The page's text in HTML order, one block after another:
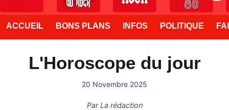
ACCUEIL BONS PLANS INFOS POLITIQUE
L'Horoscope du jour
20 Novembre 2025
ParLa rédaction